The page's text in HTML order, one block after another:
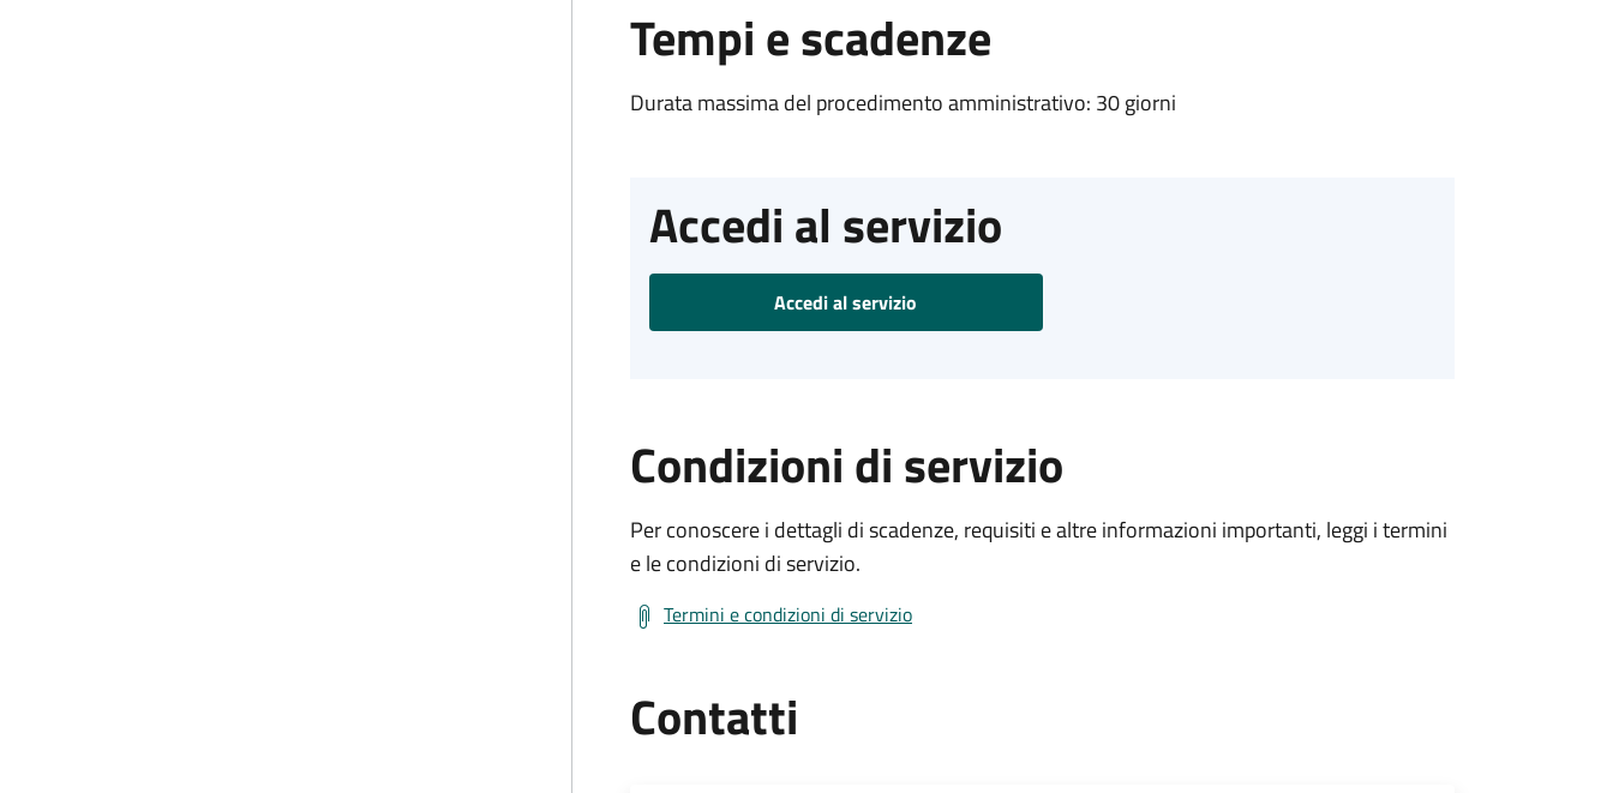
Tempi e scadenze
Durata massima del procedimento amministrativo: 30 giorni
Accedi al servizio
Accedi al servizio
Condizioni di servizio
Per conoscere i dettagli di scadenze, requisiti e altre informazioni importanti, leggi i termini
e le condizioni di servizio.
Termini e condizioni di servizio
Contatti